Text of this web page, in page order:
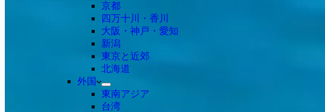
京都
四万十川・香川
大阪・神戸・愛知
新潟
東京と近郊
北海道
外国
東南アジア
台湾